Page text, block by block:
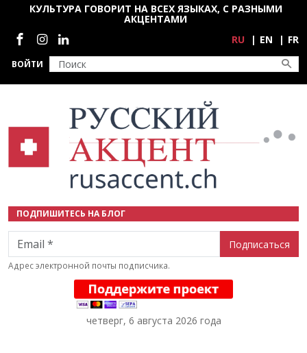
Перейти к основному содержанию
ВОЙТИ
КУЛЬТУРА ГОВОРИТ НА ВСЕХ ЯЗЫКАХ, С РАЗНЫМИ
АКЦЕНТАМИ
Социальные сети
RU EN FR
ПОДПИШИТЕСЬ НА БЛОГ
Email
Адрес электронной почты подписчика.
четверг, 6 августа 2026 года